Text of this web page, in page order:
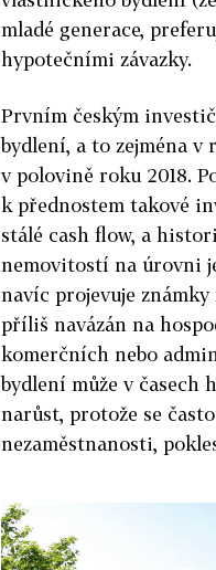
mladé generace,
hypotečními závazky.
Prvním českým
bydlení, a to zejména v
v polovině roku 2018.
k přednostem takové
stálé cash flow, a
nemovitostí na úrovni
navíc projevuje
příliš navázán na
komerčních nebo
bydlení může v časech
narůst, protože se
nezaměstnanosti,